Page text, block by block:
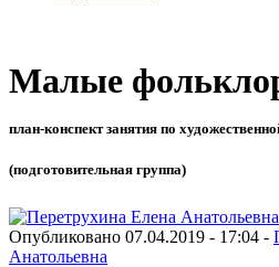
Малые
план-конспект занятия по
(подготовительная группа)
Опубликовано 07.04.2019 - 17:04 -
Анатольевна